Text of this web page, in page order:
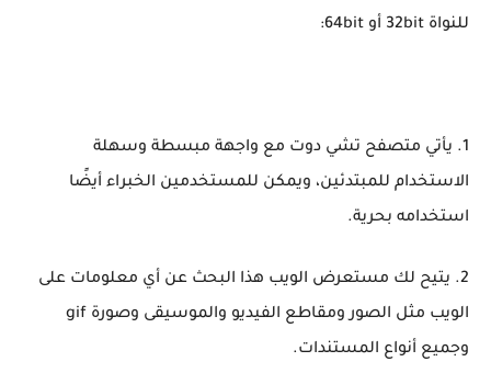
للنواة 32bit أو 64bit:
1. يأتي متصفح تشي دوت مع واجهة مبسطة وسهلة
الاستخدام للمبتدئين، ويمكن للمستخدمين الخبراء أيضًا
استخدامه بحرية.
2. يتيح لك مستعرض الويب هذا البحث عن أي معلومات على
الويب مثل الصور ومقاطع الفيديو والموسيقى وصورة gif
وجميع أنواع المستندات.